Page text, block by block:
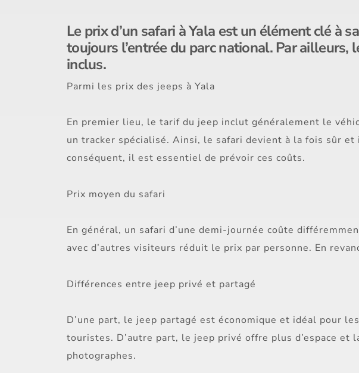
Le prix d’un safari à Yala est un élément clé à
toujours l’entrée du parc national. Par
inclus.
Parmi les prix des jeeps à Yala
En premier lieu, le tarif du jeep inclut généralement le
un tracker spécialisé. Ainsi, le safari devient à la fois sûr
conséquent, il est essentiel de prévoir ces coûts.
Prix moyen du safari
En général, un safari d’une demi-journée coûte
avec d’autres visiteurs réduit le prix par personne. En
Différences entre jeep privé et partagé
D’une part, le jeep partagé est économique et idéal pour
touristes. D’autre part, le jeep privé offre plus d’espace
photographes.